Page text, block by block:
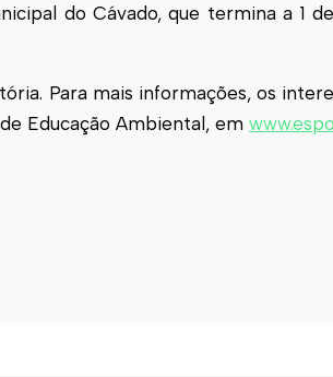
do Cávado, que termina a 1
Para mais informações, os
Educação Ambiental, em